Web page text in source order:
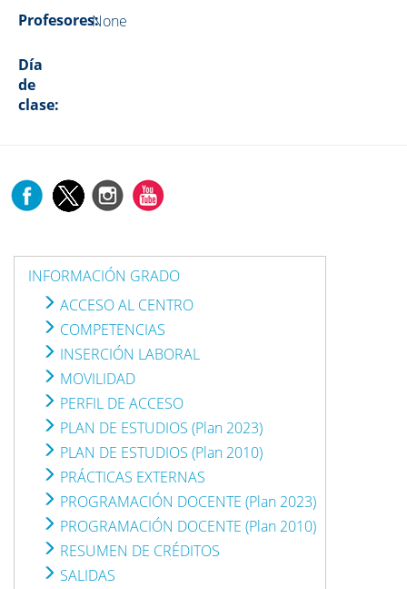
Profesores:None
Día
de
clase:
INFORMACIÓN GRADO
ACCESO AL CENTRO
COMPETENCIAS
INSERCIÓN LABORAL
MOVILIDAD
PERFIL DE ACCESO
PLAN DE ESTUDIOS (Plan 2023)
PLAN DE ESTUDIOS (Plan 2010)
PRÁCTICAS EXTERNAS
PROGRAMACIÓN DOCENTE (Plan 2023)
PROGRAMACIÓN DOCENTE (Plan 2010)
RESUMEN DE CRÉDITOS
SALIDAS